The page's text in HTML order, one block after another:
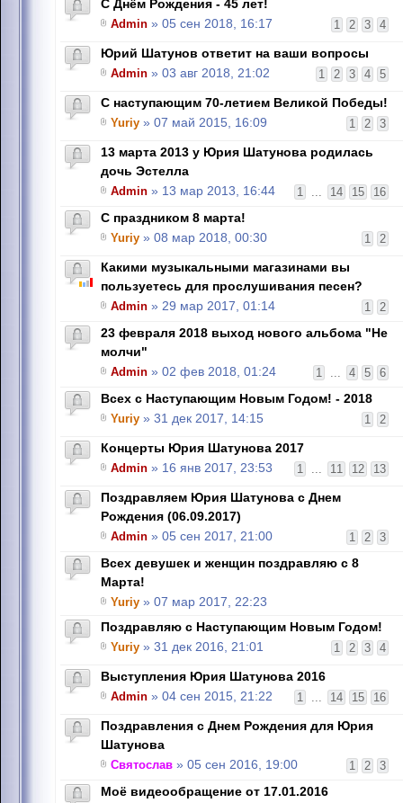
С Днём Рождения - 45 лет!
1 2 3 4
Admin » 05 сен 2018, 16:17
Юрий Шатунов ответит на ваши вопросы
1 2 3 4 5
Admin » 03 авг 2018, 21:02
С наступающим 70-летием Великой Победы!
1 2 3
Yuriy » 07 май 2015, 16:09
13 марта 2013 у Юрия Шатунова родилась
дочь Эстелла
1 ... 14 15 16
Admin » 13 мар 2013, 16:44
С праздником 8 марта!
1 2
Yuriy » 08 мар 2018, 00:30
Какими музыкальными магазинами вы
пользуетесь для прослушивания песен?
1 2
Admin » 29 мар 2017, 01:14
23 февраля 2018 выход нового альбома "Не
молчи"
1 ... 4 5 6
Admin » 02 фев 2018, 01:24
Всех с Наступающим Новым Годом! - 2018
1 2
Yuriy » 31 дек 2017, 14:15
Концерты Юрия Шатунова 2017
1 ... 11 12 13
Admin » 16 янв 2017, 23:53
Поздравляем Юрия Шатунова с Днем
Рождения (06.09.2017)
1 2 3
Admin » 05 сен 2017, 21:00
Всех девушек и женщин поздравляю с 8
Марта!
Yuriy » 07 мар 2017, 22:23
Поздравляю с Наступающим Новым Годом!
1 2 3 4
Yuriy » 31 дек 2016, 21:01
Выступления Юрия Шатунова 2016
1 ... 14 15 16
Admin » 04 сен 2015, 21:22
Поздравления с Днем Рождения для Юрия
Шатунова
1 2 3
Святослав » 05 сен 2016, 19:00
Моё видеообращение от 17.01.2016